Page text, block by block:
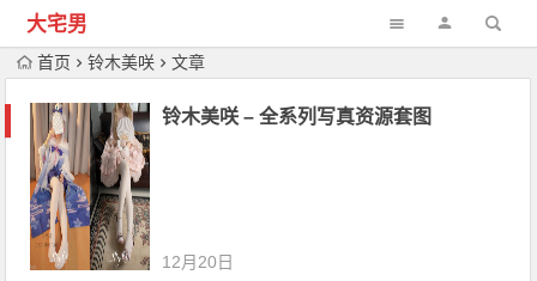
大宅男
首页 铃木美咲 文章
铃木美咲 – 全系列写真资源套图
12月20日